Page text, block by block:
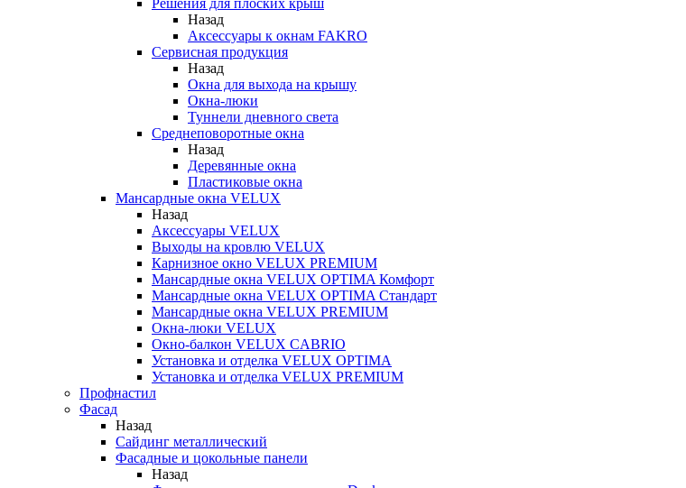
Решения для плоских крыш
Назад
Аксессуары к окнам FAKRO
Сервисная продукция
Назад
Окна для выхода на крышу
Окна-люки
Туннели дневного света
Среднеповоротные окна
Назад
Деревянные окна
Пластиковые окна
Мансардные окна VELUX
Назад
Аксессуары VELUX
Выходы на кровлю VELUX
Карнизное окно VELUX PREMIUM
Мансардные окна VELUX OPTIMA Комфорт
Мансардные окна VELUX OPTIMA Стандарт
Мансардные окна VELUX PREMIUM
Окна-люки VELUX
Окно-балкон VELUX CABRIO
Установка и отделка VELUX OPTIMA
Установка и отделка VELUX PREMIUM
Профнастил
Фасад
Назад
Сайдинг металлический
Фасадные и цокольные панели
Назад